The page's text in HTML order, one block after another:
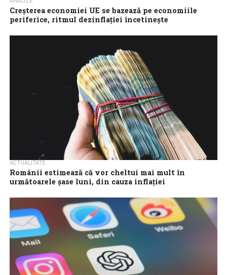
Creşterea economiei UE se bazează pe economiile
periferice, ritmul dezinflaţiei încetineşte
instrumentul de asistenţă pentru preaderare,...
ACTUALITATE
Românii estimează că vor cheltui mai mult în
următoarele şase luni, din cauza inflaţiei
principalul motiv pentru care vor cheltui mai mult în următoarea
jumătate de an,...